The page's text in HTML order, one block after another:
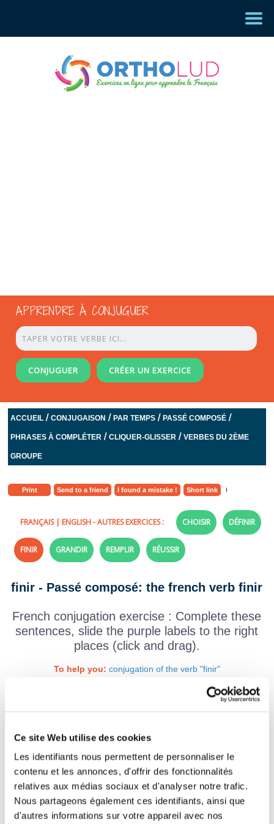
Ce site Web utilise des cookies
Les identifiants nous permettent de personnaliser le
contenu et les annonces, d'offrir des fonctionnalités
relatives aux médias sociaux et d'analyser notre trafic.
Nous partageons également ces identifiants, ainsi que
d'autres informations sur votre appareil avec nos
APPRENDRE À CONJUGUER
CONJUGUER CRÉER UN EXERCICE
ACCUEIL /CONJUGAISON /PAR TEMPS /PASSÉ COMPOSÉ /
PHRASES À COMPLÉTER /CLIQUER-GLISSER /VERBES DU 2ÈME
GROUPE
Print Send to a friend I found a mistake ! Short link
FRANÇAIS| ENGLISH- AUTRES EXERCICES : CHOISIR DÉFINIR
FINIR GRANDIR REMPLIR RÉUSSIR
finir - Passé composé: the french verb finir
French conjugation exercise : Complete these
sentences, slide the purple labels to the right
places (click and drag).
To help you: conjugation of the verb "finir"
mes études de médecine.
Vous de payer vos crédits
Nous par accepter son aide.